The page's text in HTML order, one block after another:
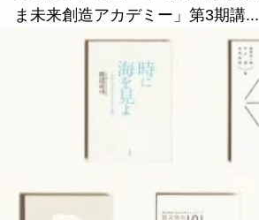
ま未来創造アカデミー」第3期講...